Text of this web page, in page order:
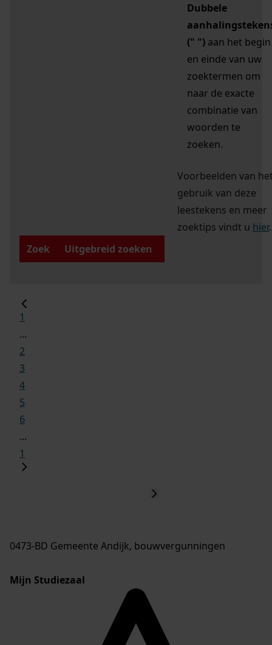
Dubbele
(" ") aan het begin
en einde van uw
zoektermen om
naar de exacte
combinatie van
woorden te
zoeken.
Voorbeelden van
gebruik van deze
leestekens en meer
zoektips vindt u hier.
Zoek
Uitgebreid zoeken
1
...
2
3
4
5
6
...
1
0473-BD Gemeente Andijk, bouwvergunningen
Mijn Studiezaal